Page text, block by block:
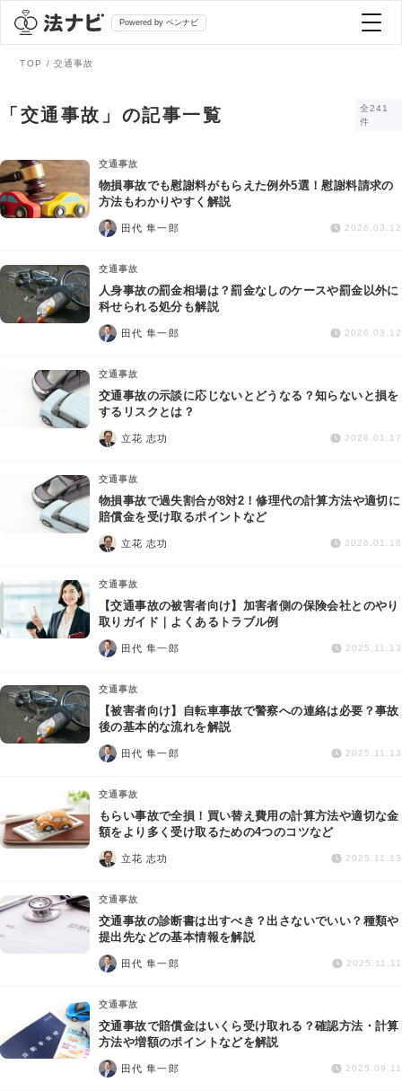
Powered by ベンナビ
全て
法律相談
債務整理
交通事故
労働問題
債権回収
IT・ネット
資金調達
企業法務
弁護士を探す
おすすめ弁護士診断
AI Search Premium
掲載をご検討の弁護士の方へ
TOP 交通事故
「交通事故」の記事一覧
全241
件
交通事故
物損事故でも慰謝料がもらえた例外5選！慰謝料請求の
方法もわかりやすく解説
田代 隼一郎 2026.03.12
交通事故
人身事故の罰金相場は？罰金なしのケースや罰金以外に
科せられる処分も解説
田代 隼一郎 2026.03.12
交通事故
交通事故の示談に応じないとどうなる？知らないと損を
するリスクとは？
立花 志功 2026.01.17
交通事故
物損事故で過失割合が8対2！修理代の計算方法や適切に
賠償金を受け取るポイントなど
立花 志功 2026.01.16
交通事故
【交通事故の被害者向け】加害者側の保険会社とのやり
取りガイド｜よくあるトラブル例
田代 隼一郎 2025.11.13
交通事故
【被害者向け】自転車事故で警察への連絡は必要？事故
後の基本的な流れを解説
田代 隼一郎 2025.11.13
交通事故
もらい事故で全損！買い替え費用の計算方法や適切な金
額をより多く受け取るための4つのコツなど
立花 志功 2025.11.13
交通事故
交通事故の診断書は出すべき？出さないでいい？種類や
提出先などの基本情報を解説
田代 隼一郎 2025.11.11
交通事故
交通事故で賠償金はいくら受け取れる？確認方法・計算
方法や増額のポイントなどを解説
田代 隼一郎 2025.09.11